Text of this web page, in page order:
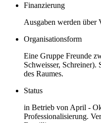
Finanzierung
Ausgaben werden über
Organisationsform
Eine Gruppe Freunde
Schweisser, Schreiner).
des Raumes.
Status
in Betrieb von April -
Professionalisierung.